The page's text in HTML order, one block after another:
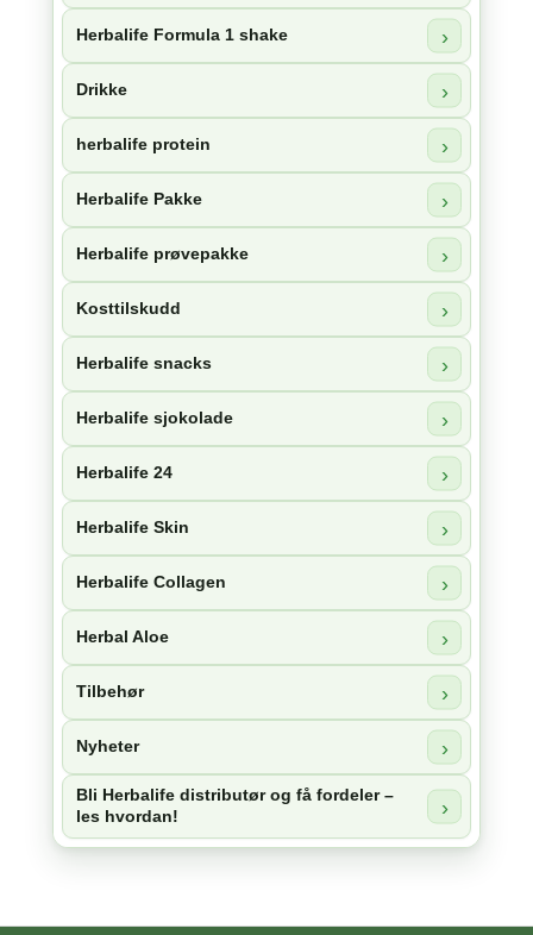
Herbalife Formula 1 shake
Drikke
herbalife protein
Herbalife Pakke
Herbalife prøvepakke
Kosttilskudd
Herbalife snacks
Herbalife sjokolade
Herbalife 24
Herbalife Skin
Herbalife Collagen
Herbal Aloe
Tilbehør
Nyheter
Bli Herbalife distributør og få fordeler –
les hvordan!